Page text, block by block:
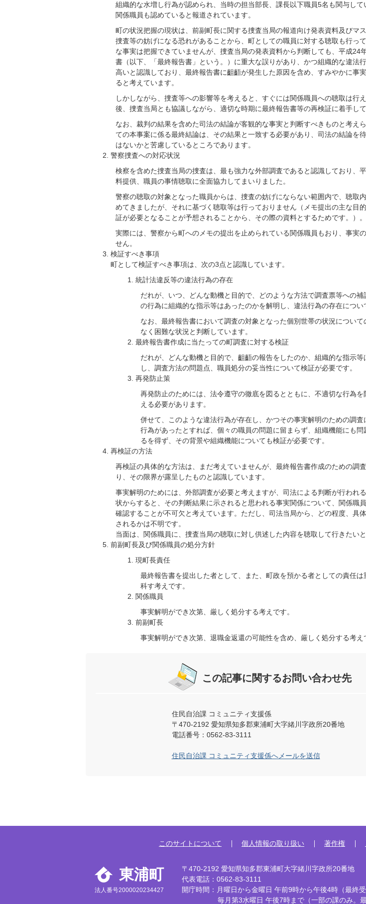
組織的な水増し行為が認められ、当時の担当部長、課長以下職員5名も関与して
関係職員も認めていると報道されています。
町の状況把握の現状は、前副町長に関する捜査当局の報道向け発表資料及びマス
捜査等の妨げになる恐れがあることから、町としての職員に対する聴取も行っ
な事実は把握できていませんが、捜査当局の発表資料から判断しても、平成24
書（以下、「最終報告書」という。）に重大な誤りがあり、かつ組織的な違法
高いと認識しており、最終報告書に齟齬が発生した原因を含め、すみやかに事
ると考えています。
しかしながら、捜査等への影響等を考えると、すぐには関係職員への聴取は行
後、捜査当局とも協議しながら、適切な時期に最終報告書等の再検証に着手して
なお、裁判の結果を含めた司法の結論が客観的な事実と判断すべきものと考え
ての本事案に係る最終結論は、その結果と一致する必要があり、司法の結論を
はないかと苦慮しているところであります。
警察捜査への対応状況
検察を含めた捜査当局の捜査は、最も強力な外部調査であると認識しており、
料提供、職員の事情聴取に全面協力してまいりました。
警察の聴取の対象となった職員からは、捜査の妨げにならない範囲内で、聴取
めてきましたが、それに基づく聴取等は行っておりません（メモ提出の主な目
証が必要となることが予想されることから、その際の資料とするためです。）。
実際には、警察から町へのメモの提出を止められている関係職員もおり、事実
せん。
検証すべき事項
町として検証すべき事項は、次の3点と認識しています。
統計法違反等の違法行為の存在
だれが、いつ、どんな動機と目的で、どのような方法で調査票等への補
の行為に組織的な指示等はあったのかを解明し、違法行為の存在につい
なお、最終報告書において調査の対象となった個別世帯の状況について
なく困難な状況と判断しています。
最終報告書作成に当たっての町調査に対する検証
だれが、どんな動機と目的で、齟齬の報告をしたのか、組織的な指示等
し、調査方法の問題点、職員処分の妥当性について検証が必要です。
再発防止策
再発防止のためには、法令遵守の徹底を図るとともに、不適切な行為
える必要があります。
併せて、このような違法行為が存在し、かつその事実解明のための調査
行為があったとすれば、個々の職員の問題に留まらず、組織機能にも
るを得ず、その背景や組織機能についても検証が必要です。
再検証の方法
再検証の具体的な方法は、まだ考えていませんが、最終報告書作成のための調
り、その限界が露呈したものと認識しています。
事実解明のためには、外部調査が必要と考えますが、司法による判断が行われ
状からすると、その判断結果に示されると思われる事実関係について、関係職
確認することが不可欠と考えています。ただし、司法当局から、どの程度、具
されるかは不明です。
当面は、関係職員に、捜査当局の聴取に対し供述した内容を聴取して行きたいと
前副町長及び関係職員の処分方針
現町長責任
最終報告書を提出した者として、また、町政を預かる者としての責任は
科す考えです。
関係職員
事実解明ができ次第、厳しく処分する考えです。
前副町長
事実解明ができ次第、退職金返還の可能性を含め、厳しく処分する考え
この記事に関するお問い合わせ先
住民自治課 コミュニティ支援係
〒470-2192 愛知県知多郡東浦町大字緒川字政所20番地
電話番号：0562-83-3111
住民自治課 コミュニティ支援係へメールを送信
このサイトについて 個人情報の取り扱い 著作権
東浦町
法人番号2000020234427
〒470-2192 愛知県知多郡東浦町大字緒川字政所20番地
代表電話：0562-83-3111
開庁時間：月曜日から金曜日 午前9時から午後4時 （最終
毎月第3水曜日 午後7時まで （一部の課のみ